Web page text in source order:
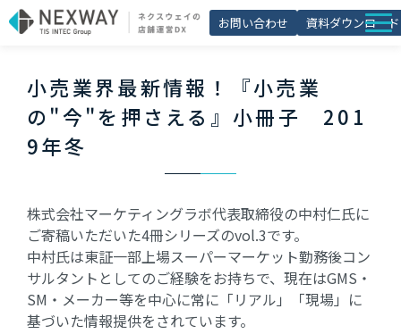
お問い合わせ 資料ダウンロード
導入事例
セミナー
よくあるご質問
お役立ち資料一覧
小売業界最新情報！『小売業
の"今"を押さえる』小冊子　201
9年冬
株式会社マーケティングラボ代表取締役の中村仁氏に
ご寄稿いただいた4冊シリーズのvol.3です。
中村氏は東証一部上場スーパーマーケット勤務後コン
サルタントとしてのご経験をお持ちで、現在はGMS・
SM・メーカー等を中心に常に「リアル」「現場」に
基づいた情報提供をされています。